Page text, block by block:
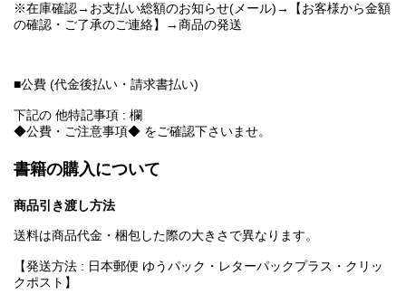
※在庫確認→お支払い総額のお知らせ(メール)→【お客様から金額
の確認・ご了承のご連絡】→商品の発送
■公費 (代金後払い・請求書払い)
下記の 他特記事項 : 欄
◆公費・ご注意事項◆ をご確認下さいませ。
書籍の購入について
商品引き渡し方法
送料は商品代金・梱包した際の大きさで異なります。
【発送方法 : 日本郵便 ゆうパック・レターパックプラス・クリッ
クポスト】